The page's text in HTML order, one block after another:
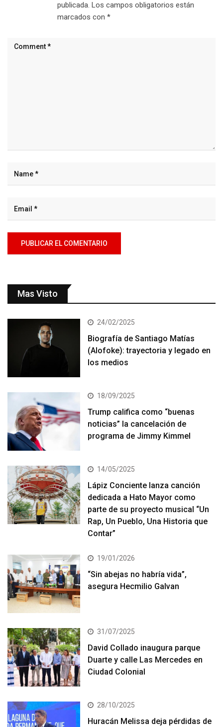
publicada. Los campos obligatorios están
marcados con *
Mas Visto
24/02/2025
Biografía de Santiago Matías
(Alofoke): trayectoria y legado en
los medios
18/09/2025
Trump califica como “buenas
noticias” la cancelación de
programa de Jimmy Kimmel
14/05/2025
Lápiz Conciente lanza canción
dedicada a Hato Mayor como
parte de su proyecto musical “Un
Rap, Un Pueblo, Una Historia que
Contar”
19/01/2026
“Sin abejas no habría vida”,
asegura Hecmilio Galvan
31/07/2025
David Collado inaugura parque
Duarte y calle Las Mercedes en
Ciudad Colonial
28/10/2025
Huracán Melissa deja pérdidas de